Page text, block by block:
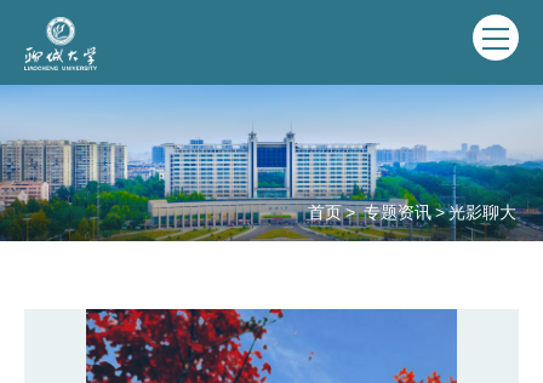
首页 > 专题资讯>光影聊大